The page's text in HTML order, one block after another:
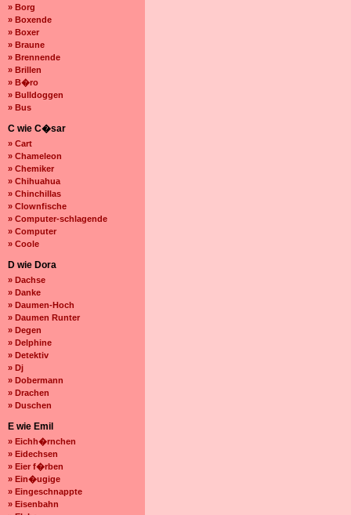
» Borg
» Boxende
» Boxer
» Braune
» Brennende
» Brillen
» B�ro
» Bulldoggen
» Bus
C wie C�sar
» Cart
» Chameleon
» Chemiker
» Chihuahua
» Chinchillas
» Clownfische
» Computer-schlagende
» Computer
» Coole
D wie Dora
» Dachse
» Danke
» Daumen-Hoch
» Daumen Runter
» Degen
» Delphine
» Detektiv
» Dj
» Dobermann
» Drachen
» Duschen
E wie Emil
» Eichh�rnchen
» Eidechsen
» Eier f�rben
» Ein�ugige
» Eingeschnappte
» Eisenbahn